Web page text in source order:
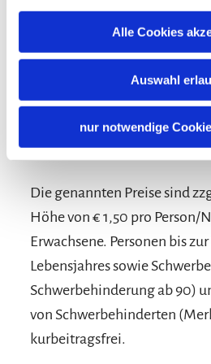
Alle Cookies
Auswahl
nur notwendige
Konditionen/
Bei einer erneuten Buchung
Zeichen unserer
Preis wie bei Ihrem ersten
Sie uns gerne bei Ihrer
:-)
Die genannten Preise sind
Höhe von € 1,50 pro Person/
Erwachsene. Personen bis
Lebensjahres sowie
Schwerbehinderung ab 90)
von Schwerbehinderten
kurbeitragsfrei.